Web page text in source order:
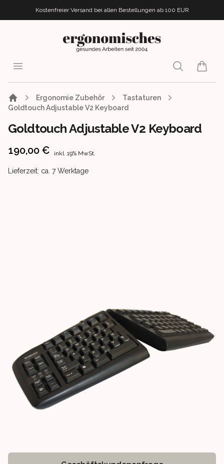
Kostenfreier Versand bei allen Bestellungen ab 100 EUR
ergonomisches.de
Open menu Search
items
Ergonomie Zubehör
Tastaturen
Goldtouch Adjustable V2 Keyboard
Goldtouch Adjustable V2 Keyboard
Product information
190,00 € inkl. 19% MwSt.
Product delivery information
Lieferzeit: ca. 7 Werktage